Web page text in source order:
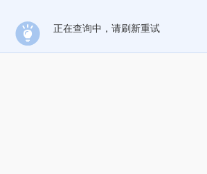
正在查询中，请刷新重试